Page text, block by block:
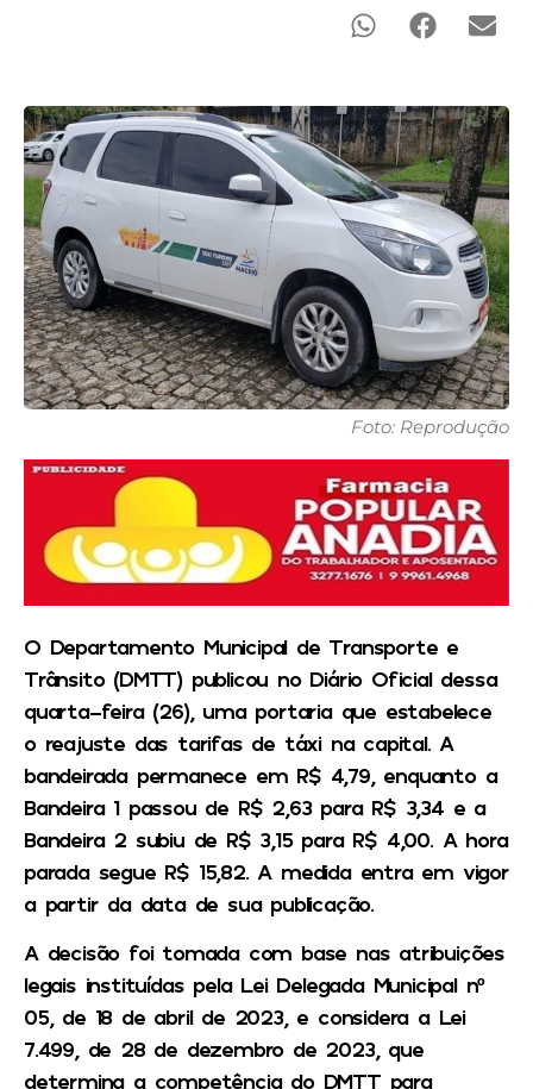
Foto: Reprodução
O Departamento Municipal de Transporte e
Trânsito (DMTT) publicou no Diário Oficial dessa
quarta-feira (26), uma portaria que estabelece
o reajuste das tarifas de táxi na capital. A
bandeirada permanece em R$ 4,79, enquanto a
Bandeira 1 passou de R$ 2,63 para R$ 3,34 e a
Bandeira 2 subiu de R$ 3,15 para R$ 4,00. A hora
parada segue R$ 15,82. A medida entra em vigor
a partir da data de sua publicação.
A decisão foi tomada com base nas atribuições
legais instituídas pela Lei Delegada Municipal nº
05, de 18 de abril de 2023, e considera a Lei
7.499, de 28 de dezembro de 2023, que
determina a competência do DMTT para